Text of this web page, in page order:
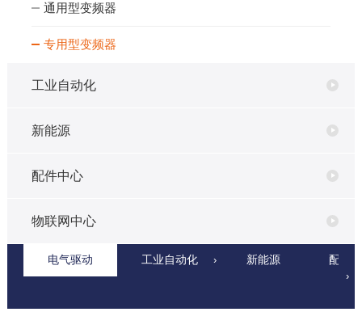
通用型变频器
专用型变频器
工业自动化
新能源
配件中心
物联网中心
电气驱动 通用型变 专用型变
工业自动化 伺服驱动器
› 新能源 光伏扬
配件
›